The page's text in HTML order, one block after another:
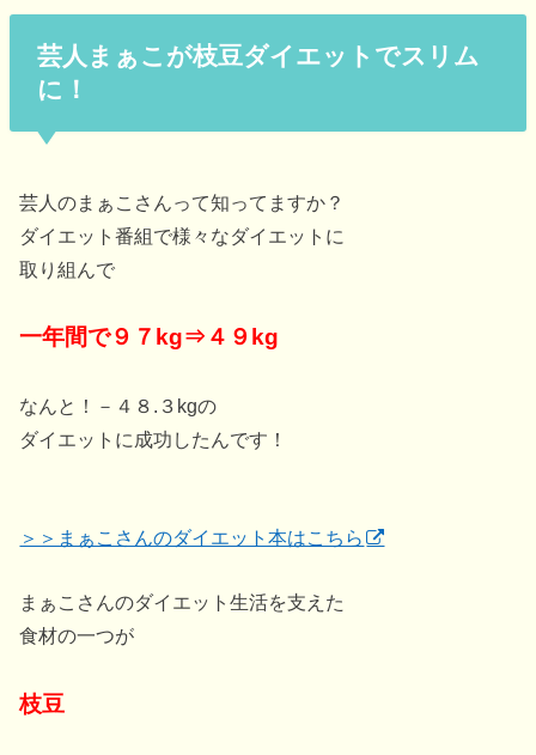
芸人まぁこが枝豆ダイエットでスリム
に！
芸人のまぁこさんって知ってますか？
ダイエット番組で様々なダイエットに
取り組んで
一年間で９７kg⇒４９kg
なんと！－４８.３kgの
ダイエットに成功したんです！
＞＞まぁこさんのダイエット本はこちら
まぁこさんのダイエット生活を支えた
食材の一つが
枝豆